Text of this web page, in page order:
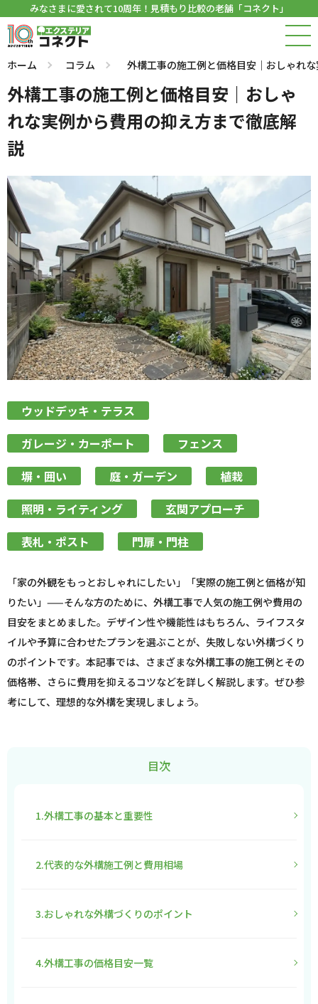
みなさまに愛されて10周年！見積もり比較の老舗「コネクト」
ホーム コラム 外構工事の施工例と価格目安｜おしゃれ
外構工事の施工例と価格目安｜おしゃ
れな実例から費用の抑え方まで徹底解
説
ウッドデッキ・テラス
ガレージ・カーポート
フェンス
塀・囲い
庭・ガーデン
植栽
照明・ライティング
玄関アプローチ
表札・ポスト
門扉・門柱
「家の外観をもっとおしゃれにしたい」「実際の施工例と価格が知
りたい」——そんな方のために、外構工事で人気の施工例や費用の
目安をまとめました。デザイン性や機能性はもちろん、ライフスタ
イルや予算に合わせたプランを選ぶことが、失敗しない外構づくり
のポイントです。本記事では、さまざまな外構工事の施工例とその
価格帯、さらに費用を抑えるコツなどを詳しく解説します。ぜひ参
考にして、理想的な外構を実現しましょう。
目次
1.外構工事の基本と重要性
2.代表的な外構施工例と費用相場
3.おしゃれな外構づくりのポイント
4.外構工事の価格目安一覧